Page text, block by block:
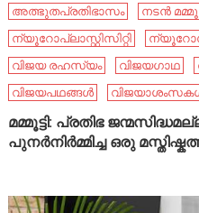
അത്ഭുതപ്രതിഭാസം
നടൻ
ന്യൂറോപ്ലാസ്റ്റിസിറ്റി
വിജയ രഹസ്യം
വിജയഗാഥ
വിജയപഥങ്ങൾ
മമ്മൂട്ടി: പ്രതിഭ
പുനർനിർമ്മിച്ച ഒരു